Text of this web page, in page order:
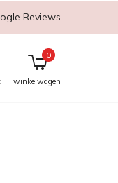
winkelwagen
0
Reviews